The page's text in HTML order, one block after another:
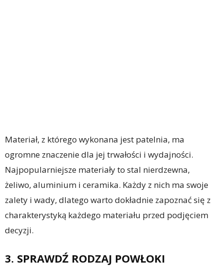
Materiał, z którego wykonana jest patelnia, ma
ogromne znaczenie dla jej trwałości i wydajności.
Najpopularniejsze materiały to stal nierdzewna,
żeliwo, aluminium i ceramika. Każdy z nich ma swoje
zalety i wady, dlatego warto dokładnie zapoznać się z
charakterystyką każdego materiału przed podjęciem
decyzji.
3. SPRAWDŹ RODZAJ POWŁOKI